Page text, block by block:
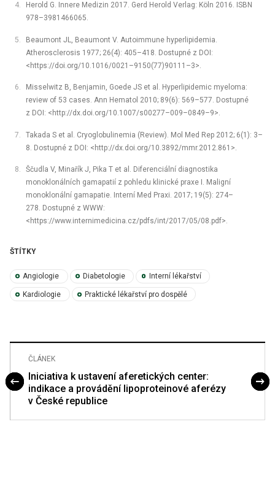
Herold G. Innere Medizin 2017. Gerd Herold Verlag: Köln 2016. ISBN
978–3981466065.
Beaumont JL, Beaumont V. Autoimmune hyperlipidemia.
Atherosclerosis 1977; 26(4): 405–418. Dostupné z DOI:
<https://doi.org/10.1016/0021–9150(77)90111–3>.
Misselwitz B, Benjamin, Goede JS et al. Hyperlipidemic myeloma:
review of 53 cases. Ann Hematol 2010; 89(6): 569–577. Dostupné
z DOI: <http://dx.doi.org/10.1007/s00277–009–0849–9>.
Takada S et al. Cryoglobulinemia (Review). Mol Med Rep 2012; 6(1): 3–
8. Dostupné z DOI: <http://dx.doi.org/10.3892/mmr.2012.861>.
Ščudla V, Minařík J, Pika T et al. Diferenciální diagnostika
monoklonálních gamapatií z pohledu klinické praxe I. Maligní
monoklonální gamapatie. Interní Med Praxi. 2017; 19(5): 274–
278. Dostupné z WWW:
<https://www.internimedicina.cz/pdfs/int/2017/05/08.pdf>.
ŠTÍTKY
Angiologie Diabetologie Interní lékařství
Kardiologie Praktické lékařství pro dospělé
ČLÁNEK
Iniciativa k ustavení aferetických center:
indikace a provádění lipoproteinové aferézy
v České republice